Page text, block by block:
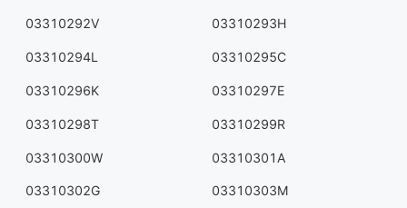
03310292V 03310293H
03310294L 03310295C
03310296K 03310297E
03310298T 03310299R
03310300W 03310301A
03310302G 03310303M